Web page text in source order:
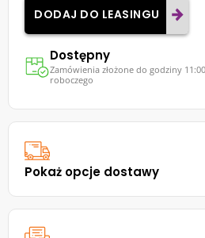
DODAJ DO LEASINGU
Dostępny
Zamówienia złożone do godziny
roboczego
Pokaż opcje dostawy